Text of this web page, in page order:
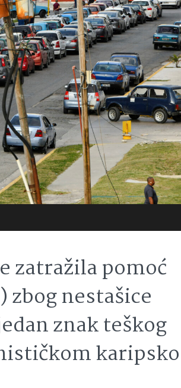
zatražila pomoć
zbog nestašice
znak teškog